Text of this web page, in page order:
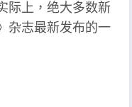
上，绝大多数新
杂志最新发布的一